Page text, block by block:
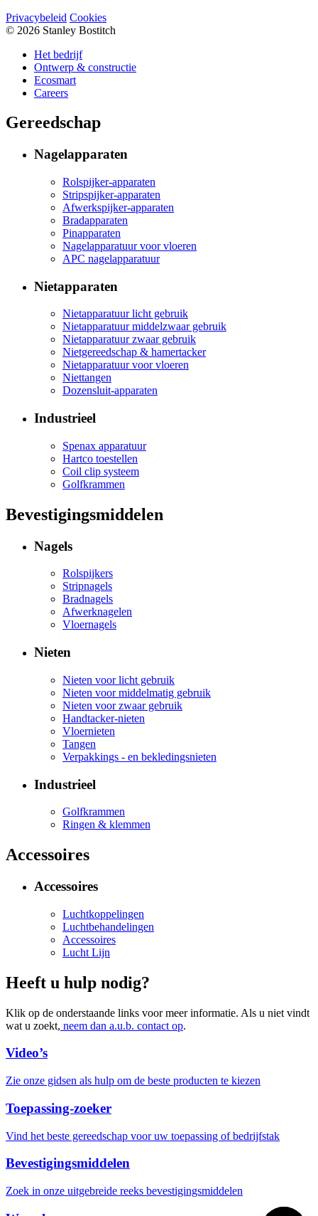
Privacybeleid Cookies
© 2026 Stanley Bostitch
Het bedrijf
Ontwerp & constructie
Ecosmart
Careers
Gereedschap
Nagelapparaten
Rolspijker-apparaten
Stripspijker-apparaten
Afwerkspijker-apparaten
Bradapparaten
Pinapparaten
Nagelapparatuur voor vloeren
APC nagelapparatuur
Nietapparaten
Nietapparatuur licht gebruik
Nietapparatuur middelzwaar gebruik
Nietapparatuur zwaar gebruik
Nietgereedschap & hamertacker
Nietapparatuur voor vloeren
Niettangen
Dozensluit-apparaten
Industrieel
Spenax apparatuur
Hartco toestellen
Coil clip systeem
Golfkrammen
Bevestigingsmiddelen
Nagels
Rolspijkers
Stripnagels
Bradnagels
Afwerknagelen
Vloernagels
Nieten
Nieten voor licht gebruik
Nieten voor middelmatig gebruik
Nieten voor zwaar gebruik
Handtacker-nieten
Vloernieten
Tangen
Verpakkings - en bekledingsnieten
Industrieel
Golfkrammen
Ringen & klemmen
Accessoires
Accessoires
Luchtkoppelingen
Luchtbehandelingen
Accessoires
Lucht Lijn
Heeft u hulp nodig?
Klik op de onderstaande links voor meer informatie. Als u niet vindt
wat u zoekt, neem dan a.u.b. contact op.
Video’s
Zie onze gidsen als hulp om de beste producten te kiezen
Toepassing-zoeker
Vind het beste gereedschap voor uw toepassing of bedrijfstak
Bevestigingsmiddelen
Zoek in onze uitgebreide reeks bevestigingsmiddelen